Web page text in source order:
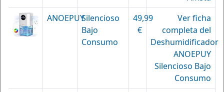
ANOEPUYSilencioso
Bajo
Consumo
49,99
€
Ver ficha
completa del
Deshumidificador
ANOEPUY
Silencioso Bajo
Consumo